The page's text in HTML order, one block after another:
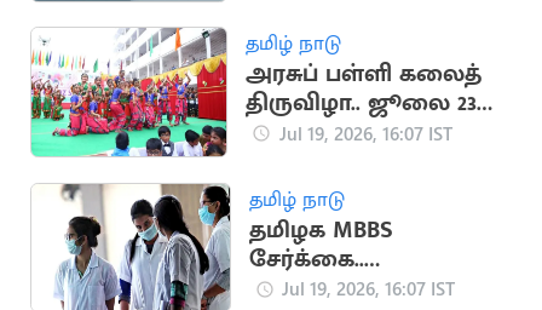
தமிழ் நாடு
அரசுப் பள்ளி கலைத்
திருவிழா.. ஜூலை 23
முதல் தொடக்கம்
Jul 19, 2026, 16:07 IST
தமிழ் நாடு
தமிழக MBBS
சேர்க்கை..
எதிர்பார்க்கப்படும் கட்-
Jul 19, 2026, 16:07 IST